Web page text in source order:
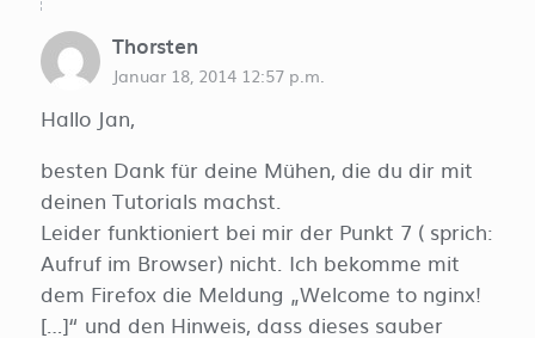
Thorsten
Januar 18, 2014 12:57 p.m.
Hallo Jan,
besten Dank für deine Mühen, die du dir mit
deinen Tutorials machst.
Leider funktioniert bei mir der Punkt 7 ( sprich:
Aufruf im Browser) nicht. Ich bekomme mit
dem Firefox die Meldung „Welcome to nginx!
[…]“ und den Hinweis, dass dieses sauber